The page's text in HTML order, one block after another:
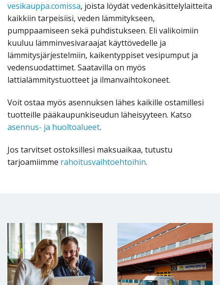
vesikauppa.comissa, joista löydät vedenkäsittelylaitteita
kaikkiin tarpeisiisi, veden lämmitykseen,
pumppaamiseen sekä puhdistukseen. Eli valikoimiin
kuuluu lämminvesivaraajat käyttövedelle ja
lämmitysjärjestelmiin, kaikentyppiset vesipumput ja
vedensuodattimet. Saatavilla on myös
lattialämmitystuotteet ja ilmanvaihtokoneet.
Voit ostaa myös asennuksen lähes kaikille ostamillesi
tuotteille pääkaupunkiseudun läheisyyteen. Katso
asennus- ja huoltoalueet.
Jos tarvitset ostoksillesi maksuaikaa, tutustu
tarjoamiimme rahoitusvaihtoehtoihin.